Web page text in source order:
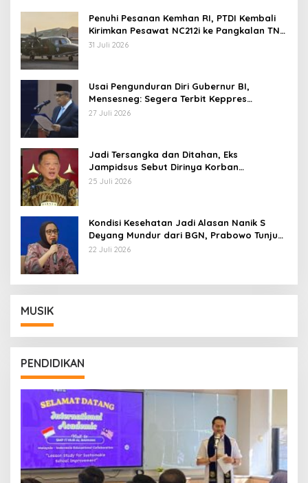
Penuhi Pesanan Kemhan RI, PTDI Kembali
Kirimkan Pesawat NC212i ke Pangkalan TNI
AU
31 Juli 2026
Usai Pengunduran Diri Gubernur BI,
Mensesneg: Segera Terbit Keppres
Pemberhentian dengan Hormat
27 Juli 2026
Jadi Tersangka dan Ditahan, Eks
Jampidsus Sebut Dirinya Korban
Kriminalisasi
25 Juli 2026
Kondisi Kesehatan Jadi Alasan Nanik S
Deyang Mundur dari BGN, Prabowo Tunjuk
Wamentan Sudaryono
22 Juli 2026
MUSIK
PENDIDIKAN